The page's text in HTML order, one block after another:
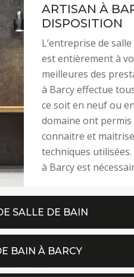
ARTISAN À
DISPOSITION
L’entreprise de
est entièrement à
meilleures des
à Barcy effectue
ce soit en neuf ou
domaine ont permis
connaitre et
techniques
à Barcy est
SALLE DE BAIN
BAIN À BARCY